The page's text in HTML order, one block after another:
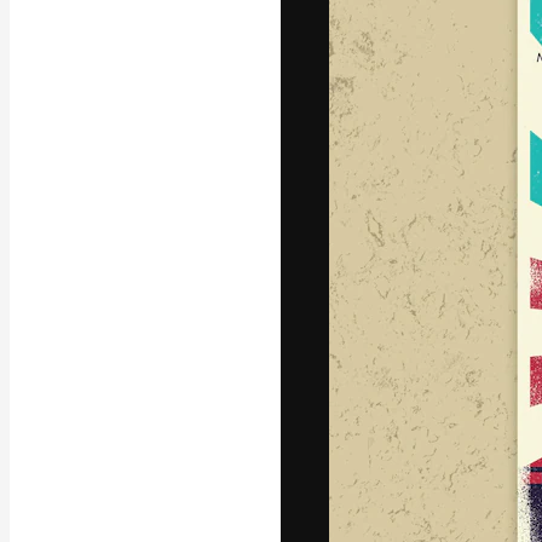
La plataforma
trabajo. Más
entre
estudios.
Español
Copyright ©